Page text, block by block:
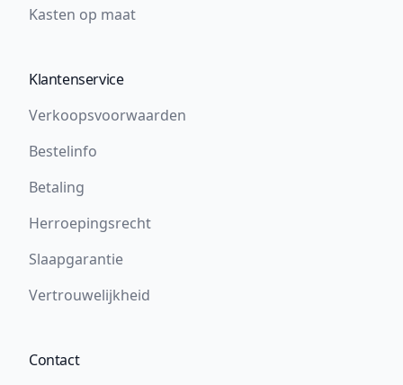
Kasten op maat
Klantenservice
Verkoopsvoorwaarden
Bestelinfo
Betaling
Herroepingsrecht
Slaapgarantie
Vertrouwelijkheid
Contact